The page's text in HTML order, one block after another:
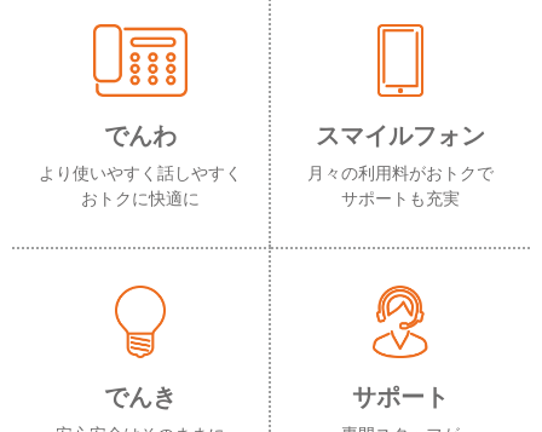
でんわ
より使いやすく話しやすく
おトクに快適に
スマイルフォン
月々の利用料がおトクで
サポートも充実
でんき サポート